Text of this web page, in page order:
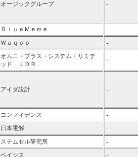
オージックグループ -
ＢｌｕｅＭｅｍｅ
-
Ｗａｑｏｏ -
オムニ・プラス・システム・リミテ
ッド ＪＤＲ
-
アイダ設計 -
コンフィデンス
-
日本電解
-
ステムセル研究所
-
ベイシス
-